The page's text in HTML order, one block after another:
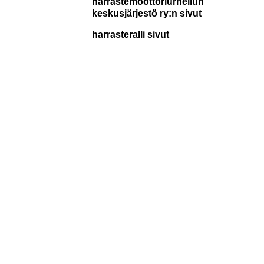
keskusjärjestö ry:n sivut
harrasteralli sivut